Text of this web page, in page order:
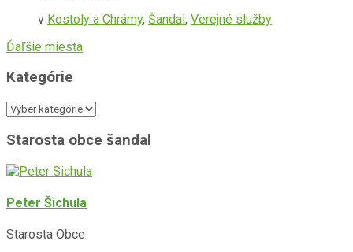
v Kostoly a Chrámy, Šandal, Verejné služby
Ďaľšie miesta
Kategórie
Kategórie
Starosta obce šandal
Peter Šichula
Starosta Obce